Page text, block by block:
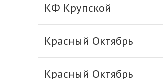
КФ Крупской
Красный Октябрь
Красный Октябрь